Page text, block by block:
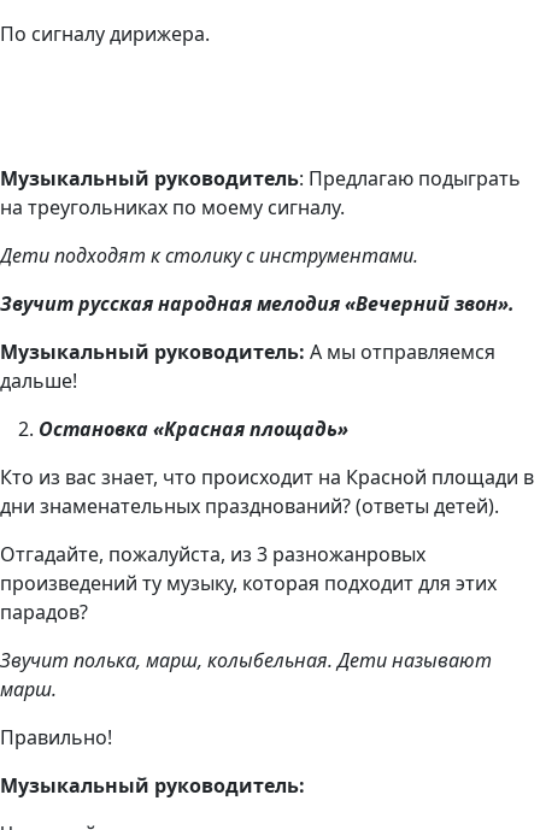
По сигналу дирижера.
Музыкальный руководитель: Предлагаю подыграть
на треугольниках по моему сигналу.
Дети подходят к столику с инструментами.
Звучит русская народная мелодия «Вечерний звон».
Музыкальный руководитель: А мы отправляемся
дальше!
Остановка «Красная площадь»
Кто из вас знает, что происходит на Красной площади в
дни знаменательных празднований? (ответы детей).
Отгадайте, пожалуйста, из 3 разножанровых
произведений ту музыку, которая подходит для этих
парадов?
Звучит полька, марш, колыбельная. Дети называют
марш.
Правильно!
Музыкальный руководитель: